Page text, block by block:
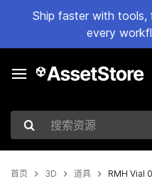
Ship faster with
every
搜索资源
首页 3D 道具 RMH Vial